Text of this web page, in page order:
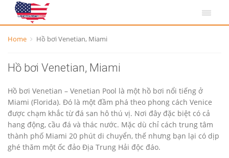
Home Hồ bơi Venetian, Miami
Hồ bơi Venetian, Miami
Hồ bơi Venetian – Venetian Pool là một hồ bơi nổi tiếng ở
Miami (Florida). Đó là một đầm phá theo phong cách Venice
được chạm khắc từ đá san hô thú vị. Nơi đây đặc biệt có cả
hang động, cầu đá và thác nước. Mặc dù chỉ cách trung tâm
thành phố Miami 20 phút di chuyển, thế nhưng bạn lại có dịp
ghé thăm một ốc đảo Địa Trung Hải độc đáo.